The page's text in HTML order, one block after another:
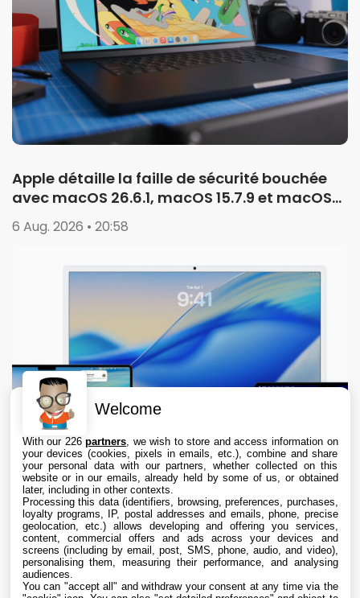
Apple détaille la faille de sécurité bouchée
avec macOS 26.6.1, macOS 15.7.9 et macOS
14.8.9
6 Aug. 2026 • 20:58
macOS 26.6.1 est disponible, avec macOS
15.7.9 et macOS 14.8.9
6 Aug. 2026 • 19:55
Welcome
With our 226partners , we wish to store and access information on
your devices (cookies, pixels in emails, etc.), combine and share
your personal data with our partners, whether collected on this
website or in our emails, already held by some of us, or obtained
later, including in other contexts.
Processing this data (identifiers, browsing, preferences, purchases,
loyalty programs, IP, postal addresses and emails, phone, precise
geolocation, etc.) allows developing and offering you services,
content, commercial offers and ads across your devices and
screens (including by email, post, SMS, phone, audio, and video),
personalising them, measuring their performance, and analysing
audiences.
You can "accept all" and withdraw your consent at any time via the